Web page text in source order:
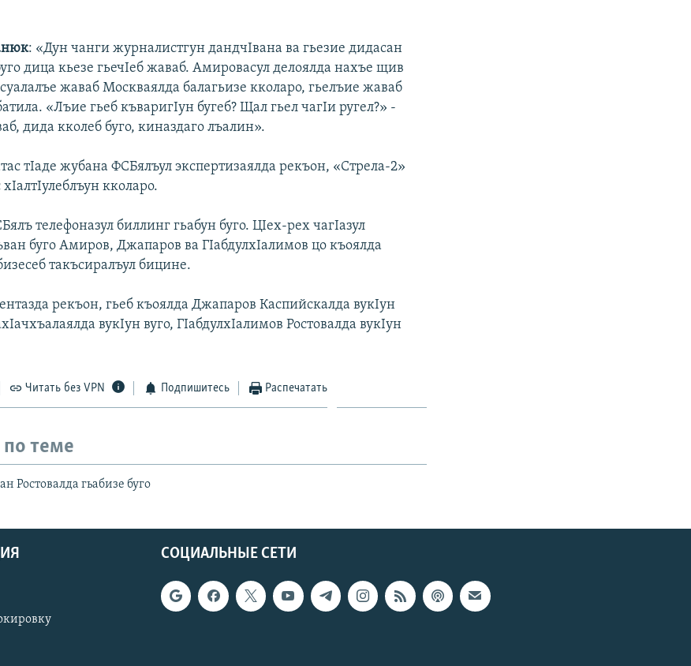
: «Дун чанги журналистгун дандчIвана ва гьезие дидасан
дица кьезе гьечIеб жаваб. Амировасул делоялда нахъе щив
жаваб Москваялда балагьизе кколаро, гьелъие жаваб
«Лъие гьеб къваригIун бугеб? Щал гьел чагIи ругел?» -
дида кколеб буго, киназдаго лъалин».
тIаде жубана ФСБялъул экспертизаялда рекъон, «Стрела-2»
кколаро.
телефоназул биллинг гьабун буго. ЦIех-рех чагIазул
буго Амиров, Джапаров ва ГIабдулхIалимов цо къоялда
такъсиралъул бицине.
рекъон, гьеб къоялда Джапаров Каспийскалда вукIун
вукIун вуго, ГIабдулхIалимов Ростовалда вукIун
Читать без VPN Подпишитесь Распечатать
теме
Ростовалда гьабизе буго
СОЦИАЛЬНЫЕ СЕТИ